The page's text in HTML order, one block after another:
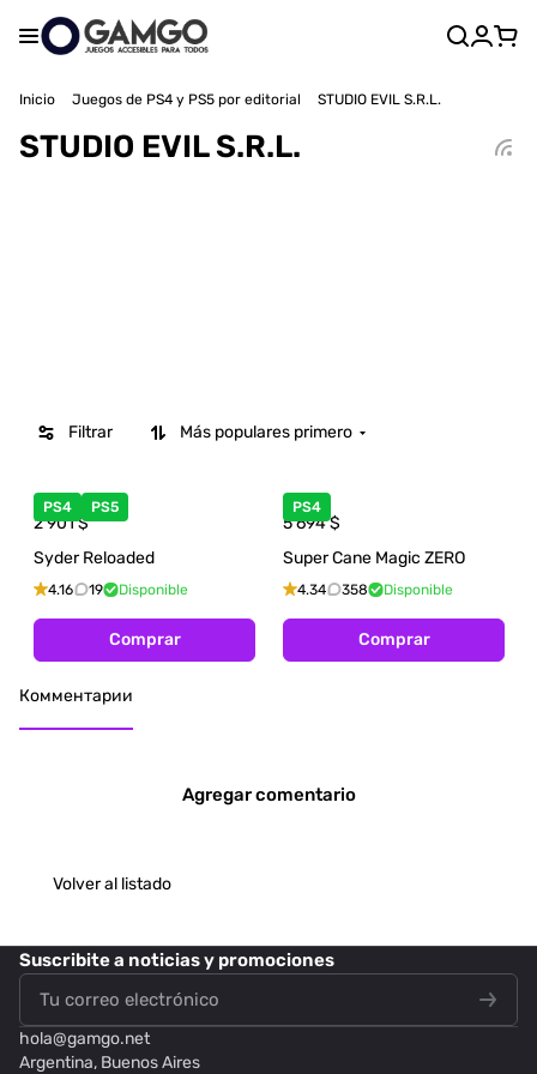
Inicio Juegos de PS4 y PS5 por editorial STUDIO EVIL S.R.L.
STUDIO EVIL S.R.L.
Filtrar Más populares primero
PS4 PS5
2 901$
Syder Reloaded
4.16 19 Disponible
Comprar
PS4
5 694$
Super Cane Magic ZERO
4.34 358 Disponible
Comprar
Комментарии
Agregar comentario
Volver al listado
Suscribitea noticias y promociones
hola@gamgo.net
Argentina, Buenos Aires